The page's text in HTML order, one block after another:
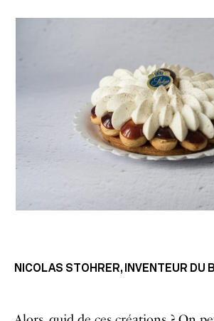
NICOLAS STOHRER, INVENTEUR DU